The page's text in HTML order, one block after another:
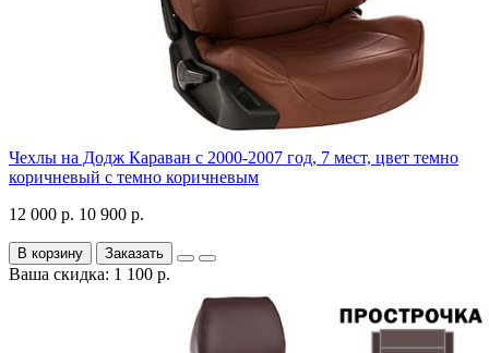
Чехлы на Додж Караван с 2000-2007 год, 7 мест, цвет темно
коричневый с темно коричневым
12 000 р. 10 900 р.
В корзину Заказать
Ваша скидка: 1 100 р.